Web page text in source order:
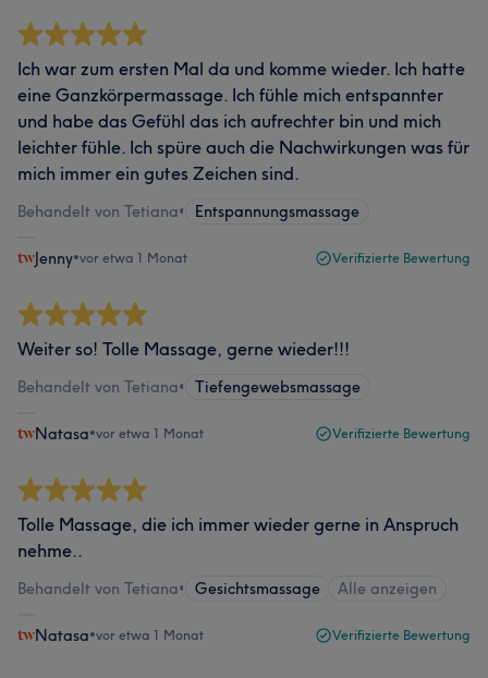
Ich war zum ersten Mal da und komme wieder. Ich hatte
eine Ganzkörpermassage. Ich fühle mich entspannter
und habe das Gefühl das ich aufrechter bin und mich
leichter fühle. Ich spüre auch die Nachwirkungen was für
mich immer ein gutes Zeichen sind.
Behandelt von Tetiana• Entspannungsmassage
Jenny•vor etwa 1 Monat Verifizierte Bewertung
Weiter so! Tolle Massage, gerne wieder!!!
Behandelt von Tetiana• Tiefengewebsmassage
Natasa•vor etwa 1 Monat Verifizierte Bewertung
Tolle Massage, die ich immer wieder gerne in Anspruch
nehme..
Behandelt von Tetiana• Gesichtsmassage Alle anzeigen
Natasa•vor etwa 1 Monat Verifizierte Bewertung